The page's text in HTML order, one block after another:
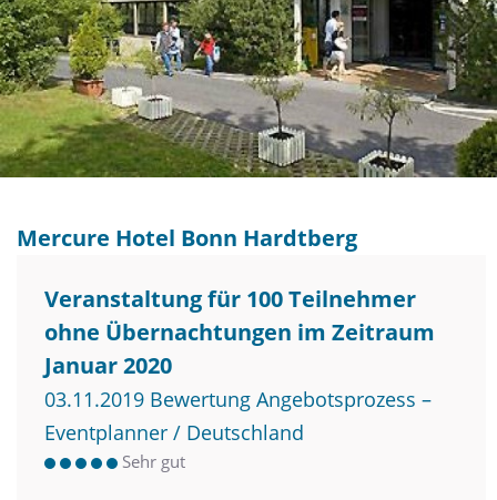
Mercure Hotel Bonn Hardtberg
Veranstaltung für 100 Teilnehmer
ohne Übernachtungen im Zeitraum
Januar 2020
03.11.2019 Bewertung Angebotsprozess –
Eventplanner / Deutschland
Sehr gut